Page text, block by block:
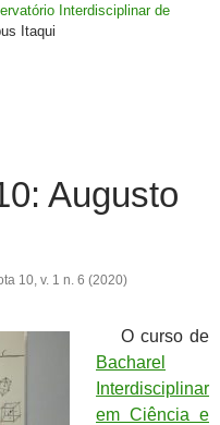
Interdisciplinar de
Itaqui
Augusto
10 v. 1 n. 6 (2020)
O curso de
Bacharel
Interdisciplinar
em Ciência e